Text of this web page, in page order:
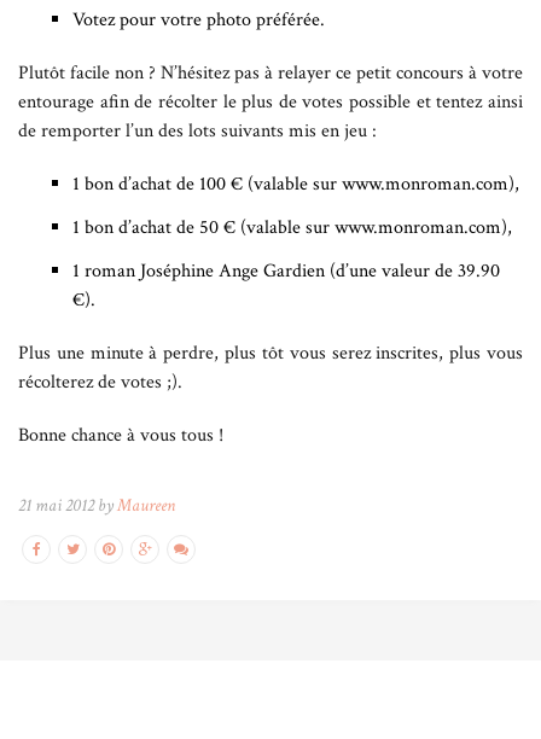
Votez pour votre photo préférée.
Plutôt facile non ? N’hésitez pas à relayer ce petit concours à votre
entourage afin de récolter le plus de votes possible et tentez ainsi
de remporter l’un des lots suivants mis en jeu :
1 bon d’achat de 100 € (valable sur www.monroman.com),
1 bon d’achat de 50 € (valable sur www.monroman.com),
1 roman Joséphine Ange Gardien (d’une valeur de 39.90
€).
Plus une minute à perdre, plus tôt vous serez inscrites, plus vous
récolterez de votes ;).
Bonne chance à vous tous !
21 mai 2012 byMaureen